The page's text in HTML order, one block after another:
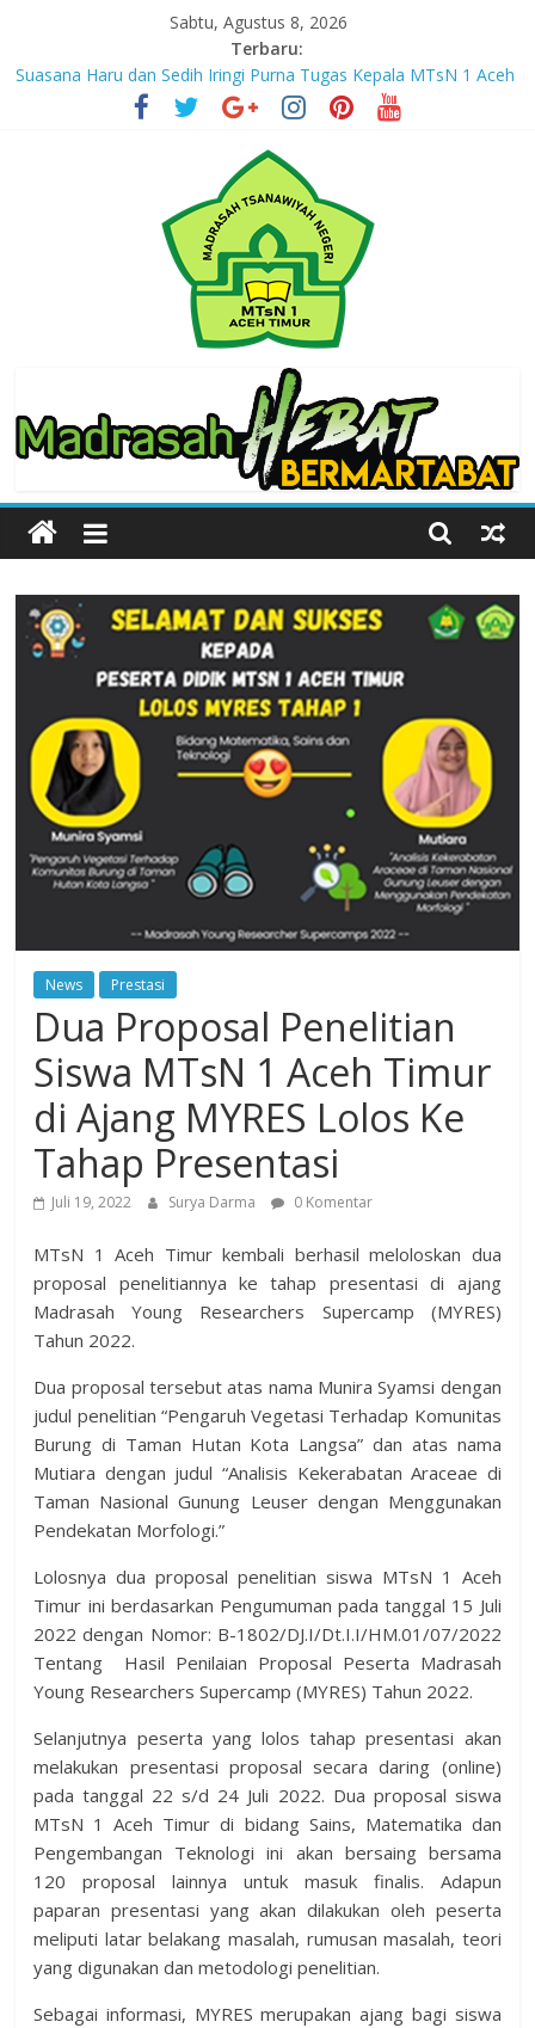
content
Sabtu, Agustus 8, 2026
Terbaru:
Suasana Haru dan Sedih Iringi Purna Tugas Kepala MTsN 1 Aceh
Masuki Tahun Ketiga, MTsN 1 Aceh Timur Perkuat Kapasitas
Guru untuk Hadirkan Inovasi Kelas Digital
Jejak yang Tertinggal – Part III
Jejak yang Tertinggal – Part II
Jejak yang Tertinggal – Part I
1
Aceh
Timur
Simpang
Ulim,
Timur
News Prestasi
Dua Proposal Penelitian
Siswa MTsN 1 Aceh Timur
di Ajang MYRES Lolos Ke
Tahap Presentasi
Juli 19, 2022 Surya Darma 0 Komentar
MTsN 1 Aceh Timur kembali berhasil meloloskan dua
proposal penelitiannya ke tahap presentasi di ajang
Madrasah Young Researchers Supercamp (MYRES)
Tahun 2022.
Dua proposal tersebut atas nama Munira Syamsi dengan
judul penelitian “Pengaruh Vegetasi Terhadap Komunitas
Burung di Taman Hutan Kota Langsa” dan atas nama
Mutiara dengan judul “Analisis Kekerabatan Araceae di
Taman Nasional Gunung Leuser dengan Menggunakan
Pendekatan Morfologi.”
Lolosnya dua proposal penelitian siswa MTsN 1 Aceh
Timur ini berdasarkan Pengumuman pada tanggal 15 Juli
2022 dengan Nomor: B-1802/DJ.I/Dt.I.I/HM.01/07/2022
Tentang Hasil Penilaian Proposal Peserta Madrasah
Young Researchers Supercamp (MYRES) Tahun 2022.
Selanjutnya peserta yang lolos tahap presentasi akan
melakukan presentasi proposal secara daring (online)
pada tanggal 22 s/d 24 Juli 2022. Dua proposal siswa
MTsN 1 Aceh Timur di bidang Sains, Matematika dan
Pengembangan Teknologi ini akan bersaing bersama
120 proposal lainnya untuk masuk finalis. Adapun
paparan presentasi yang akan dilakukan oleh peserta
meliputi latar belakang masalah, rumusan masalah, teori
yang digunakan dan metodologi penelitian.
Sebagai informasi, MYRES merupakan ajang bagi siswa